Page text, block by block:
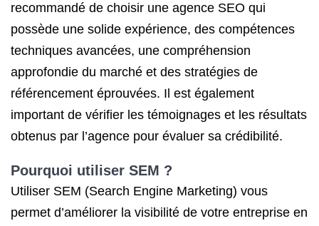
recommandé de choisir une agence SEO qui
possède une solide expérience, des compétences
techniques avancées, une compréhension
approfondie du marché et des stratégies de
référencement éprouvées. Il est également
important de vérifier les témoignages et les résultats
obtenus par l’agence pour évaluer sa crédibilité.
Pourquoi utiliser SEM ?
Utiliser SEM (Search Engine Marketing) vous
permet d’améliorer la visibilité de votre entreprise en